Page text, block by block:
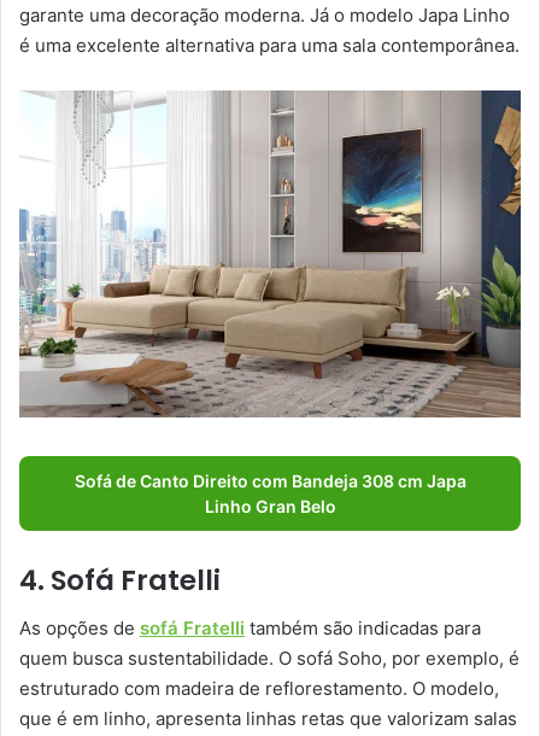
garante uma decoração moderna. Já o modelo Japa Linho
é uma excelente alternativa para uma sala contemporânea.
Sofá de Canto Direito com Bandeja 308 cm Japa
Linho Gran Belo
4. Sofá Fratelli
As opções de sofá Fratelli também são indicadas para
quem busca sustentabilidade. O sofá Soho, por exemplo, é
estruturado com madeira de reflorestamento. O modelo,
que é em linho, apresenta linhas retas que valorizam salas